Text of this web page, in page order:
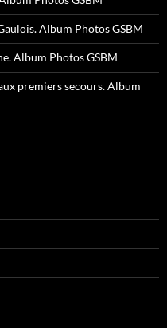
Album Photos GSBM
Album Photos GSBM
premiers secours. Album